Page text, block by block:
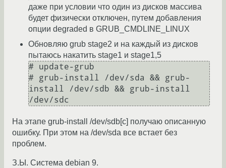
даже при условии что один из дисков массива
будет физически отключен, путем добавления
опции degraded в GRUB_CMDLINE_LINUX
Обновляю grub stage2 и на каждый из дисков
пытаюсь накатить stage1 и stage1,5
# update-grub
# grub-install /dev/sda && grub-
install /dev/sdb && grub-install
На этапе grub-install /dev/sdb[c] получаю описанную
ошибку. При этом на /dev/sda все встает без
проблем.
З.Ы. Система debian 9.